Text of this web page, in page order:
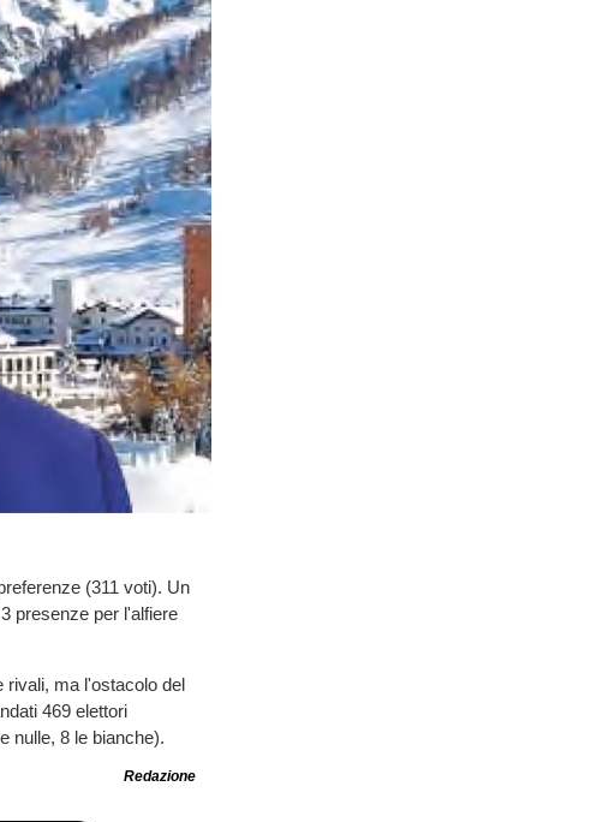
(311 voti). Un
presenze per l'alfiere
ma l'ostacolo del
469 elettori
nulle, 8 le bianche).
Redazione